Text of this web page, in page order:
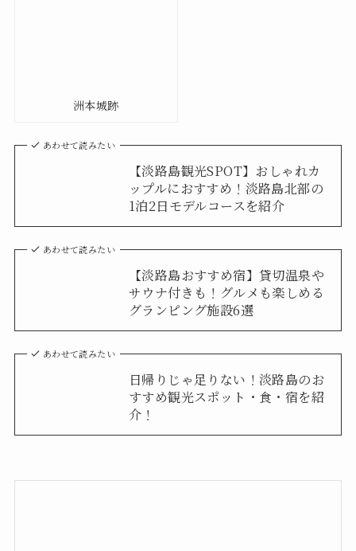
洲本城跡
あわせて読みたい
【淡路島観光SPOT】おしゃれカ
ップルにおすすめ！淡路島北部の
1泊2日モデルコースを紹介
あわせて読みたい
【淡路島おすすめ宿】貸切温泉や
サウナ付きも！グルメも楽しめる
グランピング施設6選
あわせて読みたい
日帰りじゃ足りない！淡路島のお
すすめ観光スポット・食・宿を紹
介！